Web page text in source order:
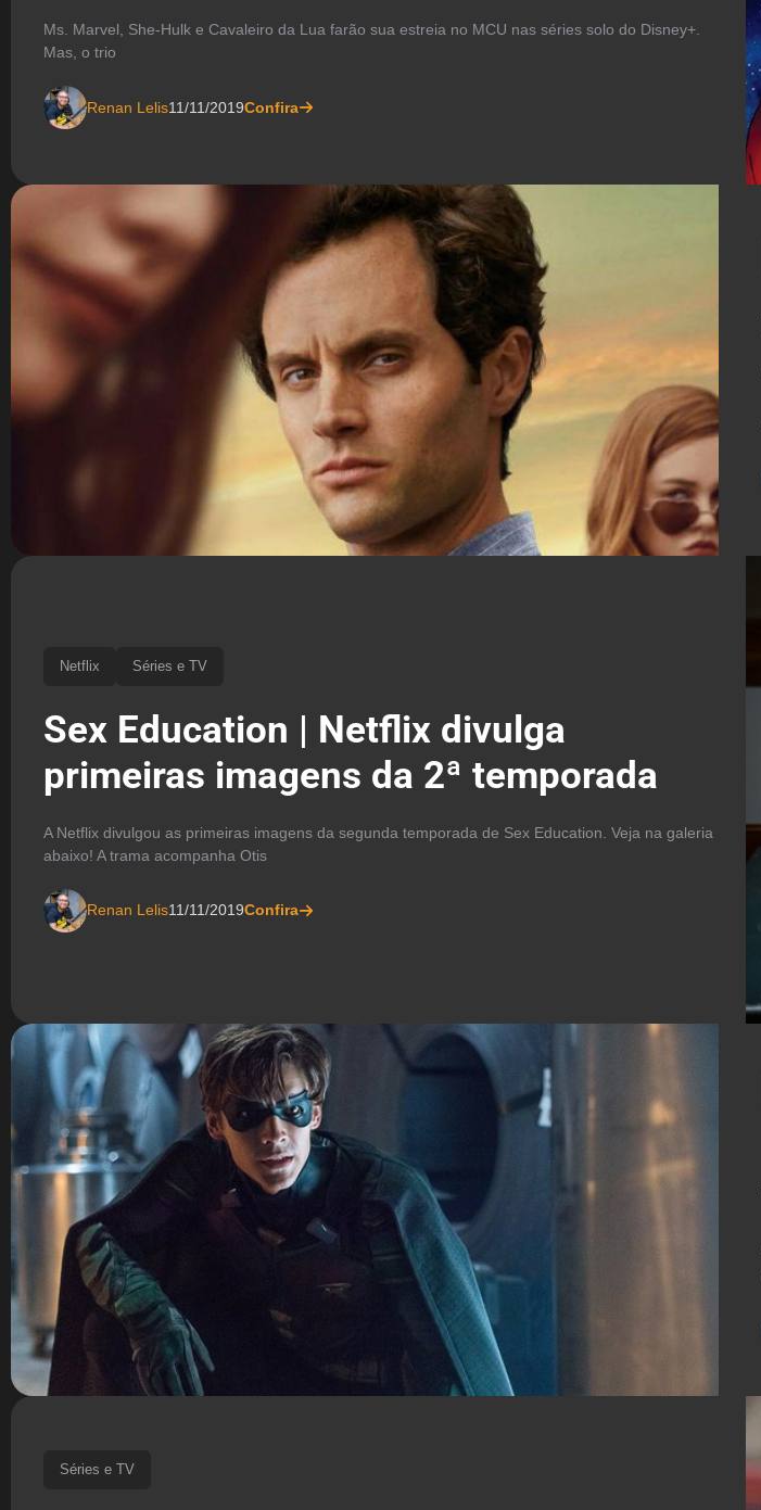
Ms. Marvel, She-Hulk e Cavaleiro da Lua farão sua estreia no MCU nas séries solo do Disney+.
Mas, o trio
Renan Lelis11/11/2019Confira
Netflix Séries e TV
Sex Education | Netflix divulga
primeiras imagens da 2ª temporada
A Netflix divulgou as primeiras imagens da segunda temporada de Sex Education. Veja na galeria
abaixo! A trama acompanha Otis
Renan Lelis11/11/2019Confira
Séries e TV